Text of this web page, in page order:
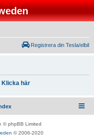
Registrera din Tesla/elbil
Klicka här
© phpBB Limited
© 2006-2020